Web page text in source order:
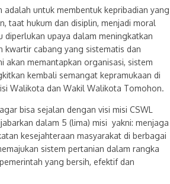
untuk membentuk kepribadian yang
taat hukum dan disiplin, menjadi moral
upaya dalam meningkatkan
kwartir cabang yang sistematis dan
akan memantapkan organisasi, sistem
kembali semangat kepramukaan di
Walikota dan Wakil Walikota Tomohon.
bisa sejalan dengan visi misi CSWL
dalam 5 (lima) misi yakni: menjaga
kesejahteraan masyarakat di berbagai
sistem pertanian dalam rangka
yang bersih, efektif dan